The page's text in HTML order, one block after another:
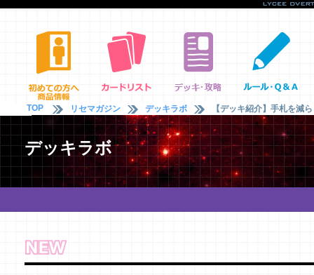
TOP リセマガジン デッキラボ 【デッキ紹介】手札を減
デッキラボ